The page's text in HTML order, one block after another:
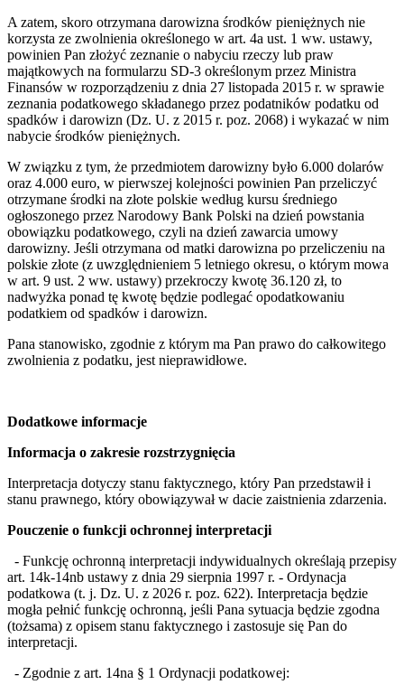
A zatem, skoro otrzymana darowizna środków pieniężnych nie
korzysta ze zwolnienia określonego w art. 4a ust. 1 ww. ustawy,
powinien Pan złożyć zeznanie o nabyciu rzeczy lub praw
majątkowych na formularzu SD-3 określonym przez Ministra
Finansów w rozporządzeniu z dnia 27 listopada 2015 r. w sprawie
zeznania podatkowego składanego przez podatników podatku od
spadków i darowizn (Dz. U. z 2015 r. poz. 2068) i wykazać w nim
nabycie środków pieniężnych.
W związku z tym, że przedmiotem darowizny było 6.000 dolarów
oraz 4.000 euro, w pierwszej kolejności powinien Pan przeliczyć
otrzymane środki na złote polskie według kursu średniego
ogłoszonego przez Narodowy Bank Polski na dzień powstania
obowiązku podatkowego, czyli na dzień zawarcia umowy
darowizny. Jeśli otrzymana od matki darowizna po przeliczeniu na
polskie złote (z uwzględnieniem 5 letniego okresu, o którym mowa
w art. 9 ust. 2 ww. ustawy) przekroczy kwotę 36.120 zł, to
nadwyżka ponad tę kwotę będzie podlegać opodatkowaniu
podatkiem od spadków i darowizn.
Pana stanowisko, zgodnie z którym ma Pan prawo do całkowitego
zwolnienia z podatku, jest nieprawidłowe.
Dodatkowe informacje
Informacja o zakresie rozstrzygnięcia
Interpretacja dotyczy stanu faktycznego, który Pan przedstawił i
stanu prawnego, który obowiązywał w dacie zaistnienia zdarzenia.
Pouczenie o funkcji ochronnej interpretacji
- Funkcję ochronną interpretacji indywidualnych określają przepisy
art. 14k-14nb ustawy z dnia 29 sierpnia 1997 r. - Ordynacja
podatkowa (t. j. Dz. U. z 2026 r. poz. 622). Interpretacja będzie
mogła pełnić funkcję ochronną, jeśli Pana sytuacja będzie zgodna
(tożsama) z opisem stanu faktycznego i zastosuje się Pan do
interpretacji.
- Zgodnie z art. 14na § 1 Ordynacji podatkowej: